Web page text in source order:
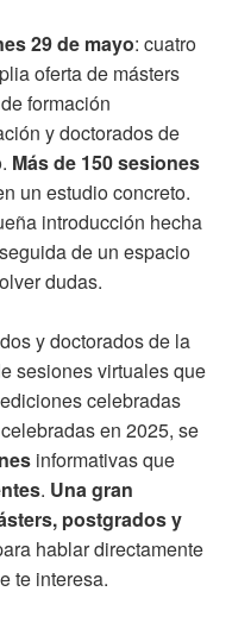
29 de mayo: cuatro
oferta de másters
formación
y doctorados de
Más de 150 sesiones
un estudio concreto.
introducción hecha
de un espacio
dudas.
y doctorados de la
sesiones virtuales que
celebradas
en 2025, se
informativas que
. Una gran
postgrados y
hablar directamente
te interesa.